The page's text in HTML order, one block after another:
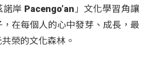
岸 Pacengo’an」文化學習角讓
在每個人的心中發芽、成長，最
榮的文化森林。